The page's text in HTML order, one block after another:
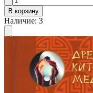
В корзину
Наличие: 3